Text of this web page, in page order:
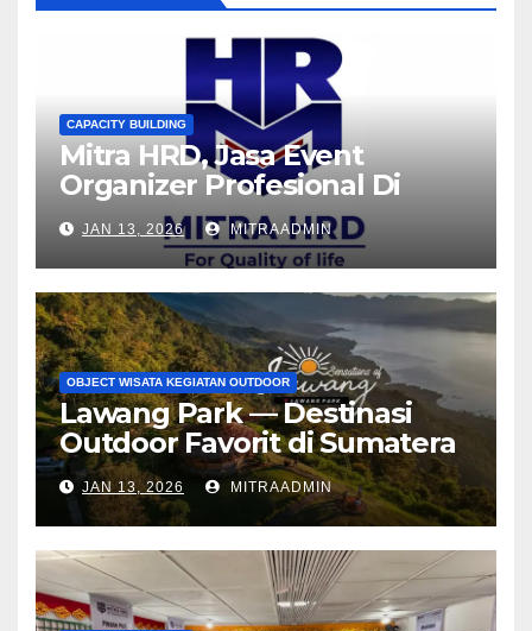
CAPACITY BUILDING
Mitra HRD, Jasa Event
Organizer Profesional Di
Sumatera Barat Penggerak
Outbound Training
Berkualitas
JAN 13, 2026 MITRAADMIN
OBJECT WISATA KEGIATAN OUTDOOR
Lawang Park — Destinasi
Outdoor Favorit di Sumatera
Barat
JAN 13, 2026 MITRAADMIN